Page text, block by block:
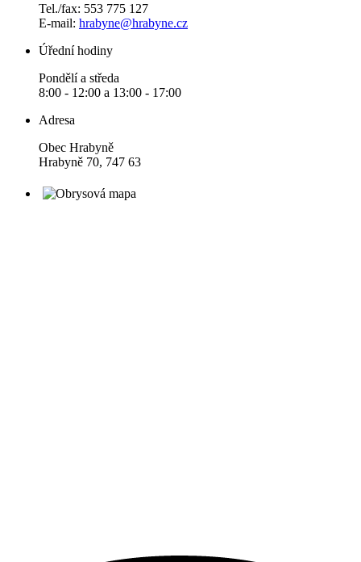
Tel./fax: 553 775 127
E-mail: hrabyne@hrabyne.cz
Úřední hodiny
Pondělí a středa
8:00 - 12:00 a 13:00 - 17:00
Adresa
Obec Hrabyně
Hrabyně 70, 747 63